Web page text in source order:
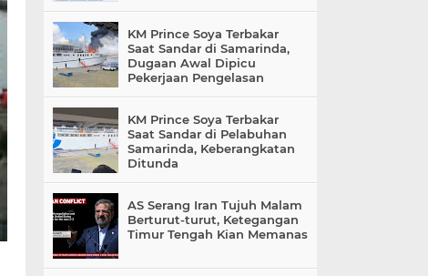
KM Prince Soya Terbakar
Saat Sandar di Samarinda,
Dugaan Awal Dipicu
Pekerjaan Pengelasan
KM Prince Soya Terbakar
Saat Sandar di Pelabuhan
Samarinda, Keberangkatan
Ditunda
AS Serang Iran Tujuh Malam
Berturut-turut, Ketegangan
Timur Tengah Kian Memanas